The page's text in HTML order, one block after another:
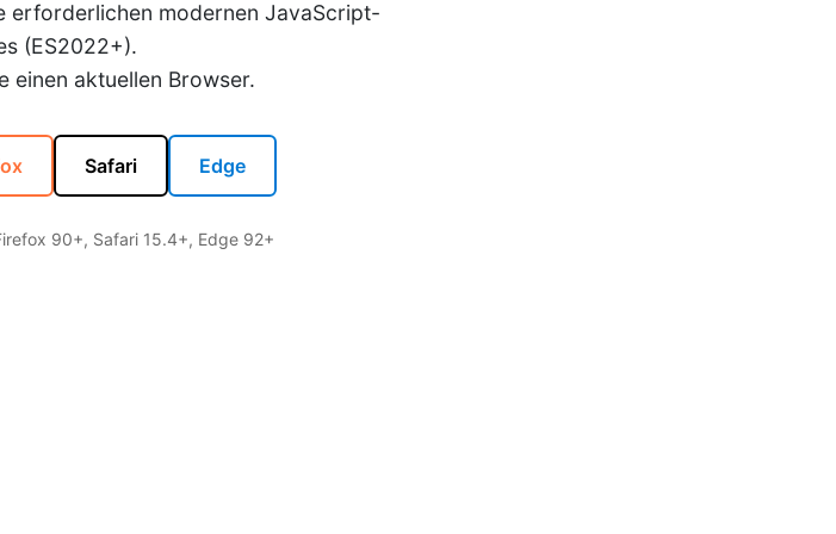
erforderlichen modernen JavaScript-
(ES2022+).
einen aktuellen Browser.
Safari Edge
90+, Safari 15.4+, Edge 92+